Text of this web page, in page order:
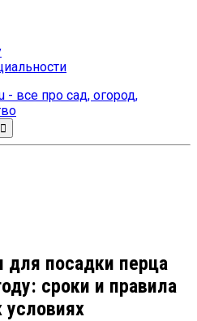
фермерство и птицеводство
для посадки перца
сроки и правила